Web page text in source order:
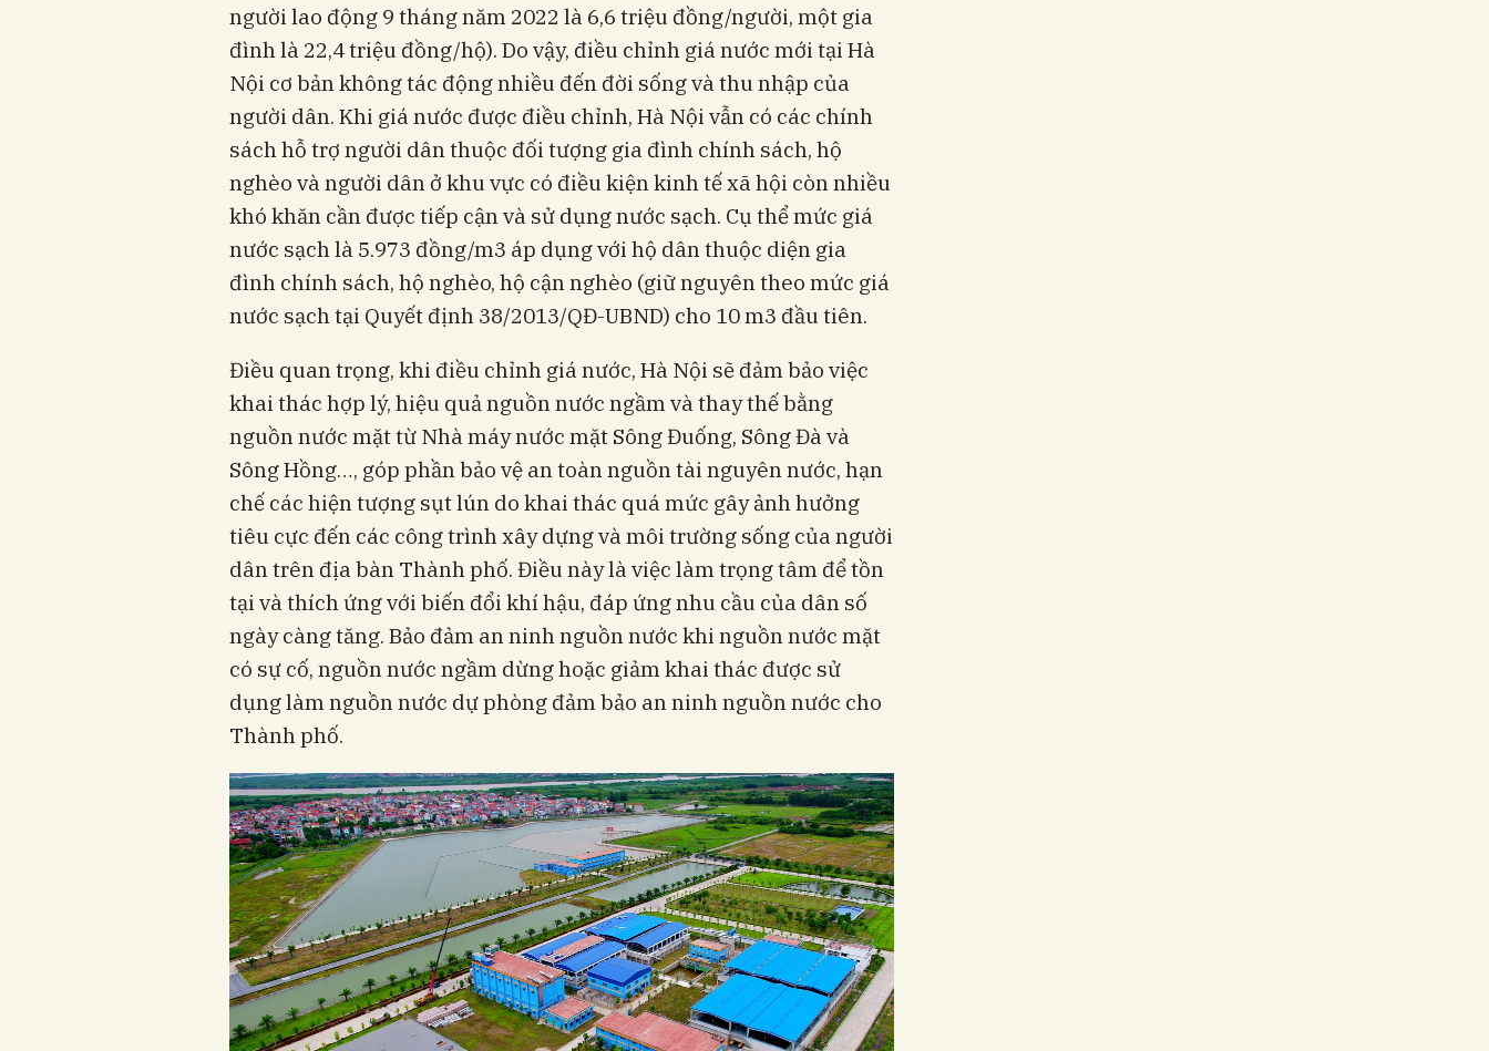
người lao động 9 tháng năm 2022 là 6,6 triệu đồng/người, một gia
đình là 22,4 triệu đồng/hộ). Do vậy, điều chỉnh giá nước mới tại Hà
Nội cơ bản không tác động nhiều đến đời sống và thu nhập của
người dân. Khi giá nước được điều chỉnh, Hà Nội vẫn có các chính
sách hỗ trợ người dân thuộc đối tượng gia đình chính sách, hộ
nghèo và người dân ở khu vực có điều kiện kinh tế xã hội còn nhiều
khó khăn cần được tiếp cận và sử dụng nước sạch. Cụ thể mức giá
nước sạch là 5.973 đồng/m3 áp dụng với hộ dân thuộc diện gia
đình chính sách, hộ nghèo, hộ cận nghèo (giữ nguyên theo mức giá
nước sạch tại Quyết định 38/2013/QĐ-UBND) cho 10 m3 đầu tiên.
Điều quan trọng, khi điều chỉnh giá nước, Hà Nội sẽ đảm bảo việc
khai thác hợp lý, hiệu quả nguồn nước ngầm và thay thế bằng
nguồn nước mặt từ Nhà máy nước mặt Sông Đuống, Sông Đà và
Sông Hồng…, góp phần bảo vệ an toàn nguồn tài nguyên nước, hạn
chế các hiện tượng sụt lún do khai thác quá mức gây ảnh hưởng
tiêu cực đến các công trình xây dựng và môi trường sống của người
dân trên địa bàn Thành phố. Điều này là việc làm trọng tâm để tồn
tại và thích ứng với biến đổi khí hậu, đáp ứng nhu cầu của dân số
ngày càng tăng. Bảo đảm an ninh nguồn nước khi nguồn nước mặt
có sự cố, nguồn nước ngầm dừng hoặc giảm khai thác được sử
dụng làm nguồn nước dự phòng đảm bảo an ninh nguồn nước cho
Thành phố.